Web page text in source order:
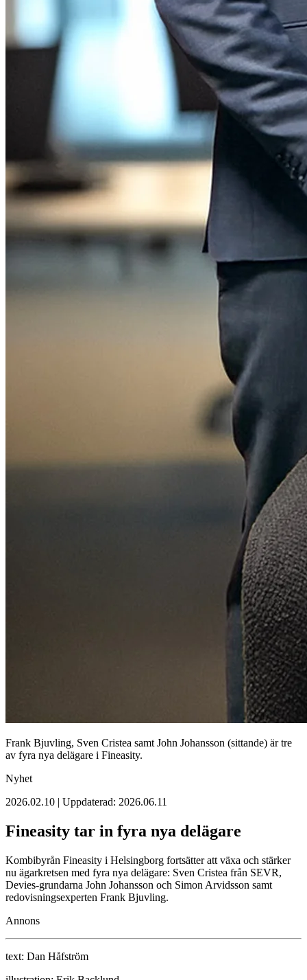
Frank Bjuvling, Sven Cristea samt John Johansson (sittande) är tre
av fyra nya delägare i Fineasity.
Nyhet
2026.02.10 | Uppdaterad: 2026.06.11
Fineasity tar in fyra nya delägare
Kombibyrån Fineasity i Helsingborg fortsätter att växa och stärker
nu ägarkretsen med fyra nya delägare: Sven Cristea från SEVR,
Devies‑grundarna John Johansson och Simon Arvidsson samt
redovisningsexperten Frank Bjuvling.
Annons
text: Dan Håfström